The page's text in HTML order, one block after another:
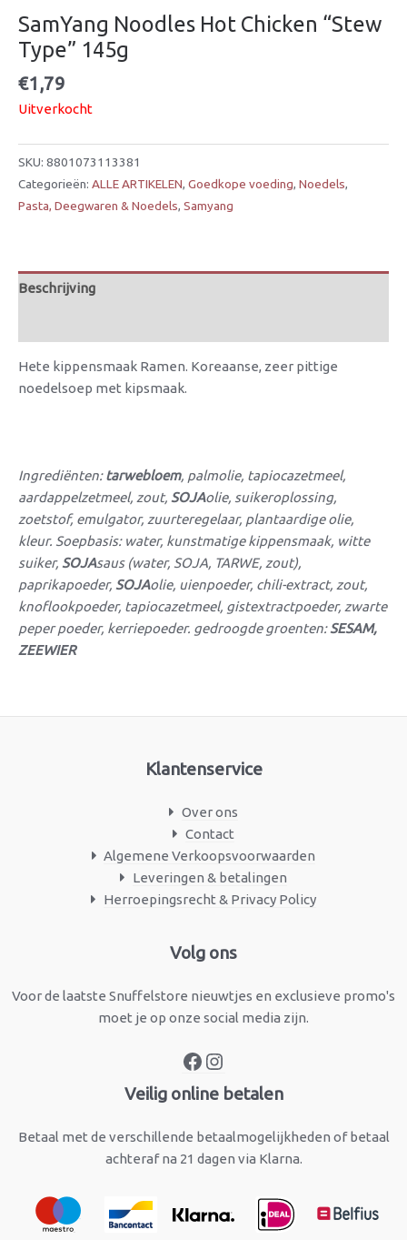
SamYang Noodles Hot Chicken “Stew
Type” 145g
€1,79
Uitverkocht
SKU: 8801073113381
Categorieën: ALLE ARTIKELEN, Goedkope voeding, Noedels,
Pasta, Deegwaren & Noedels, Samyang
Beschrijving
Hete kippensmaak Ramen. Koreaanse, zeer pittige
noedelsoep met kipsmaak.
Ingrediënten:tarwebloem, palmolie, tapiocazetmeel,
aardappelzetmeel, zout, SOJAolie, suikeroplossing,
zoetstof, emulgator, zuurteregelaar, plantaardige olie,
kleur. Soepbasis: water, kunstmatige kippensmaak, witte
suiker, SOJAsaus (water, SOJA, TARWE, zout),
paprikapoeder, SOJAolie, uienpoeder, chili-extract, zout,
knoflookpoeder, tapiocazetmeel, gistextractpoeder, zwarte
peper poeder, kerriepoeder. gedroogde groenten:SESAM,
ZEEWIER
Klantenservice
Over ons
Contact
Algemene Verkoopsvoorwaarden
Leveringen & betalingen
Herroepingsrecht & Privacy Policy
Volg ons
Voor de laatste Snuffelstore nieuwtjes en exclusieve promo's
moet je op onze social media zijn.
Facebook
Veilig online betalen
Betaal met de verschillende betaalmogelijkheden of betaal
achteraf na 21 dagen via Klarna.